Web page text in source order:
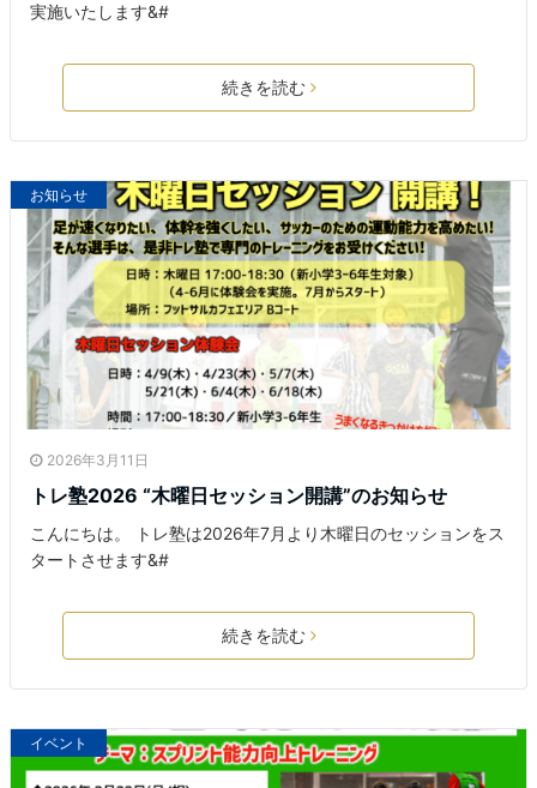
実施いたします&#
続きを読む
お知らせ
2026年3月11日
トレ塾2026 “木曜日セッション開講”のお知らせ
こんにちは。 トレ塾は2026年7月より木曜日のセッションをス
タートさせます&#
続きを読む
イベント